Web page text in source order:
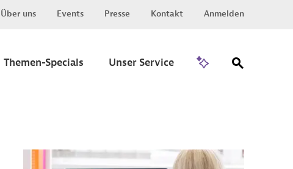
Über uns Events Presse Kontakt Anmelden
Themen-Specials Unser Service